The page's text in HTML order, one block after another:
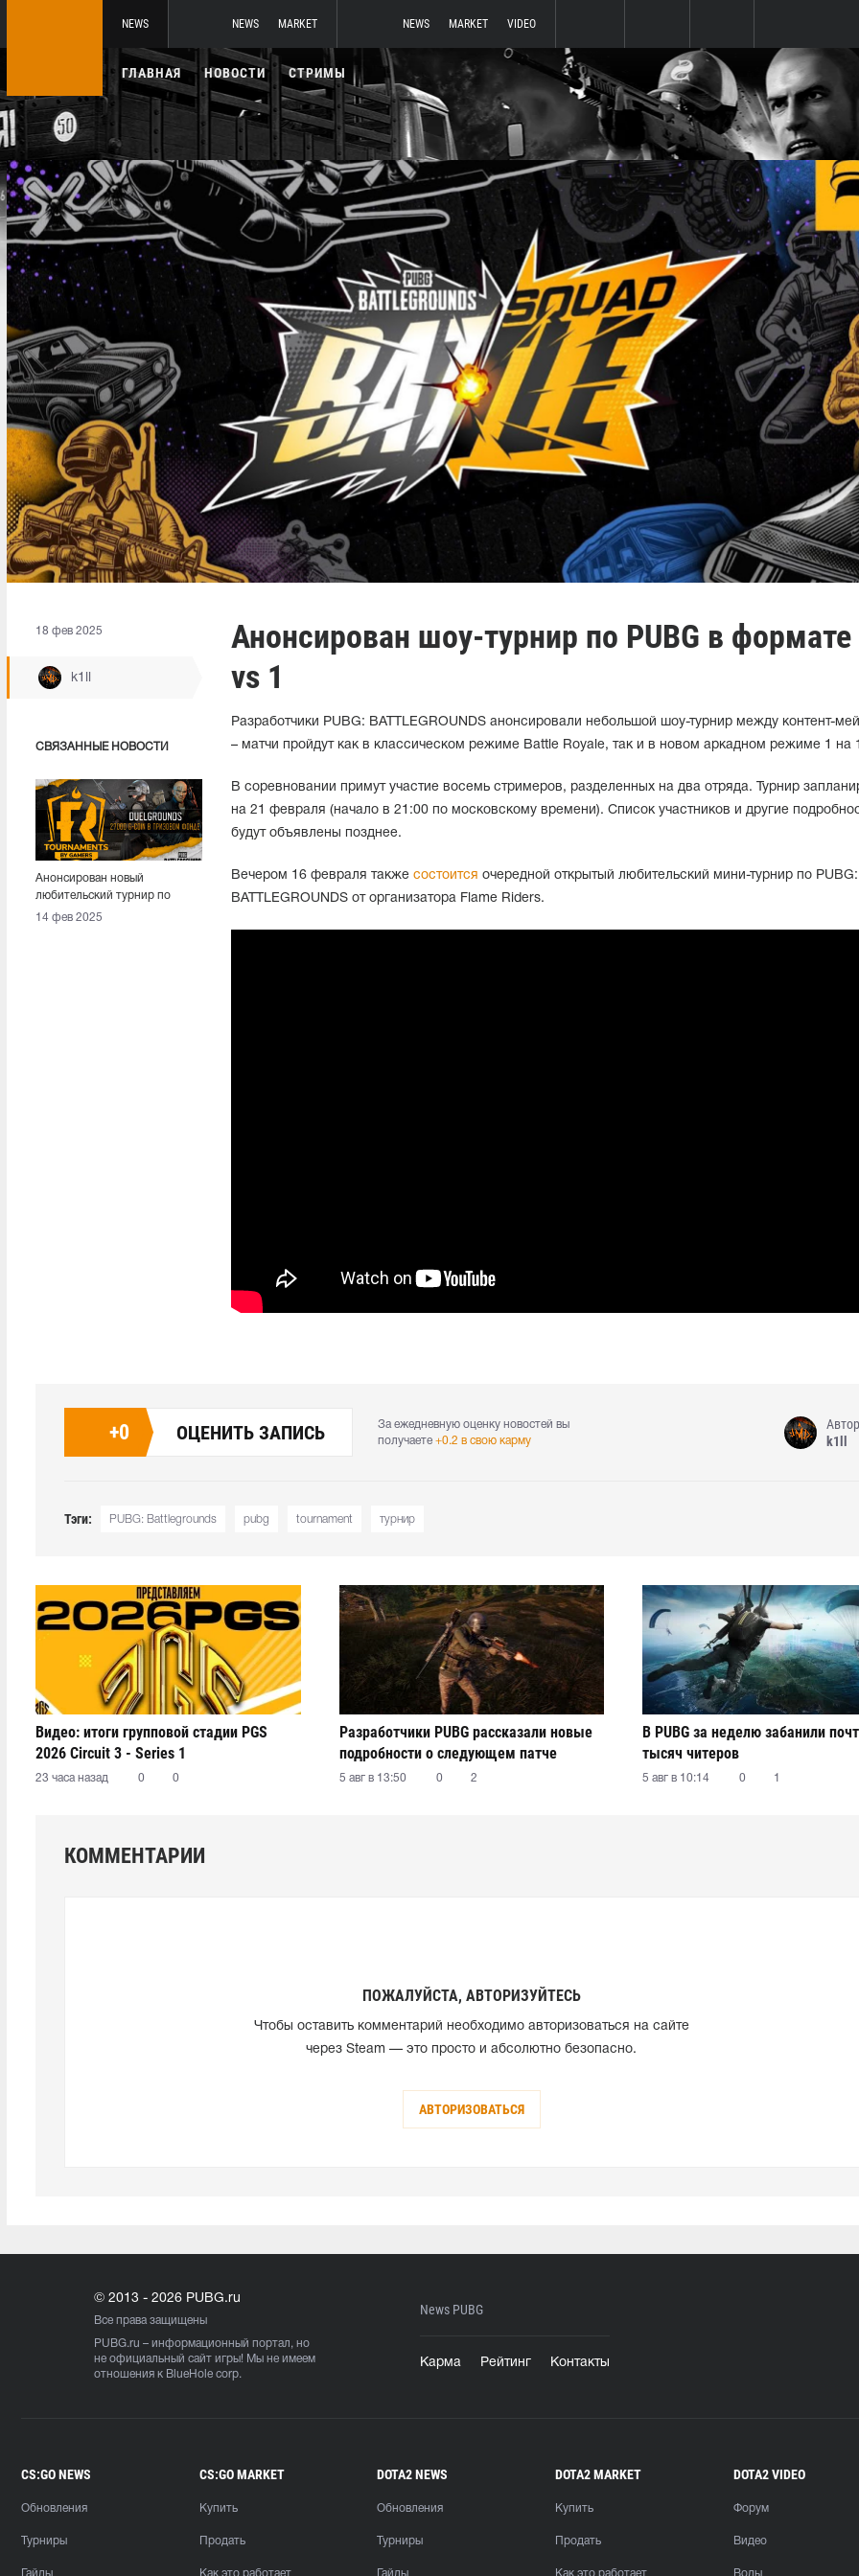
NEWS NEWS MARKET NEWS MARKET VIDEO
ГЛАВНАЯ НОВОСТИ СТРИМЫ
18 фев 2025
k1ll
СВЯЗАННЫЕ НОВОСТИ
Анонсирован новый
любительский турнир по
PUBG в формате 1 на 1
14 фев 2025
Анонсирован шоу-турнир по PUBG в формате
vs 1
Разработчики PUBG: BATTLEGROUNDS анонсировали небольшой шоу-турнир между контент-
– матчи пройдут как в классическом режиме Battle Royale, так и в новом аркадном режиме 1 на
В соревновании примут участие восемь стримеров, разделенных на два отряда. Турнир
на 21 февраля (начало в 21:00 по московскому времени). Список участников и другие
будут объявлены позднее.
Вечером 16 февраля также состоится очередной открытый любительский мини-турнир по PUBG:
BATTLEGROUNDS от организатора Flame Riders.
+0 ОЦЕНИТЬ ЗАПИСЬ
За ежедневную оценку новостей вы
получаете +0.2 в свою карму
Автор
k1ll
Тэги: PUBG: Battlegrounds pubg tournament турнир
Видео: итоги групповой стадии PGS
2026 Circuit 3 - Series 1
23 часа назад 0 0
Разработчики PUBG рассказали новые
подробности о следующем патче
5 авг в 13:50 0 2
В PUBG за неделю забанили
тысяч читеров
5 авг в 10:14 0 1
КОММЕНТАРИИ
ПОЖАЛУЙСТА, АВТОРИЗУЙТЕСЬ
Чтобы оставить комментарий необходимо авторизоваться на сайте
через Steam — это просто и абсолютно безопасно.
АВТОРИЗОВАТЬСЯ
© 2013 - 2026 PUBG.ru
Все права защищены
PUBG.ru – информационный портал, но
не официальный сайт игры! Мы не имеем
отношения к BlueHole corp.
News PUBG
Карма Рейтинг Контакты
CS:GO NEWS
Обновления
Турниры
Гайды
CS:GO MARKET
Купить
Продать
Как это работает
DOTA2 NEWS
Обновления
Турниры
Гайды
DOTA2 MARKET
Купить
Продать
Как это работает
DOTA2 VIDEO
Форум
Видео
Воды